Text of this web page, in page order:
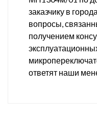
заказчику в
вопросы,
получением
ответят наши